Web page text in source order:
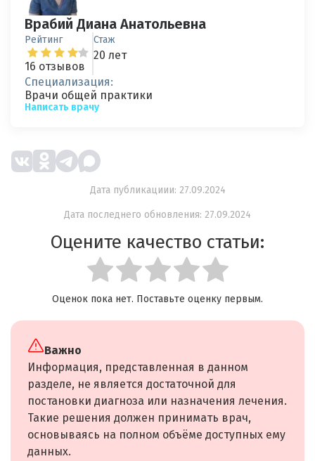
Врабий Диана Анатольевна
Рейтинг
16 отзывов
Стаж
20 лет
Специализация:
Врачи общей практики
Написать врачу
Дата публикациии: 27.09.2024
Дата последнего обновления: 27.09.2024
Оцените качество статьи:
Оценок пока нет. Поставьте оценку первым.
Важно
Информация, представленная в данном
разделе, не является достаточной для
постановки диагноза или назначения лечения.
Такие решения должен принимать врач,
основываясь на полном объёме доступных ему
данных.